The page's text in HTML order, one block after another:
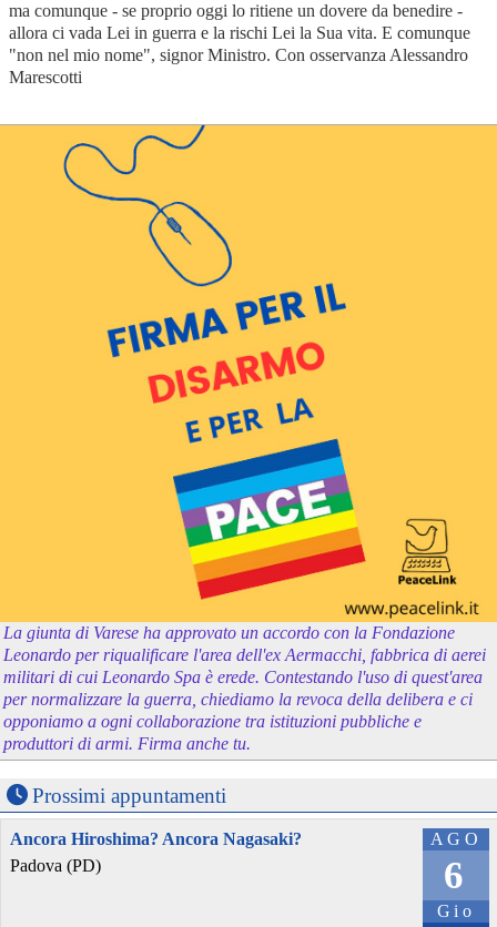
ma comunque - se proprio oggi lo ritiene un dovere da benedire -
allora ci vada Lei in guerra e la rischi Lei la Sua vita. E comunque
"non nel mio nome", signor Ministro. Con osservanza Alessandro
Marescotti
La giunta di Varese ha approvato un accordo con la Fondazione
Leonardo per riqualificare l'area dell'ex Aermacchi, fabbrica di aerei
militari di cui Leonardo Spa è erede. Contestando l'uso di quest'area
per normalizzare la guerra, chiediamo la revoca della delibera e ci
opponiamo a ogni collaborazione tra istituzioni pubbliche e
produttori di armi. Firma anche tu.
Prossimi appuntamenti
AGO
6
Gio
Ancora Hiroshima? Ancora Nagasaki?
Padova (PD)